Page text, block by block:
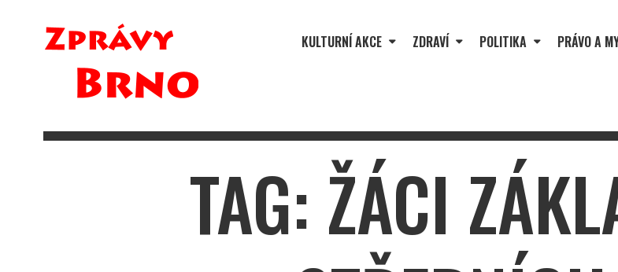
KULTURNÍ AKCE ZDRAVÍ POLITIKA PRÁVO A
TAG: ŽÁCI